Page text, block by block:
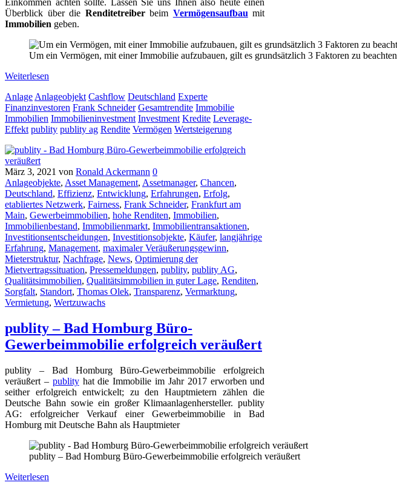
Einkommen achten sollte. Lassen Sie uns Ihnen also heute einen
Überblick über die Renditetreiberbeim Vermögensaufbau mit
Immobilien geben.
Um ein Vermögen, mit einer Immobilie aufzubauen, gilt es grundsätzlich 3 Faktoren zu beachten
Weiterlesen
Anlage Anlageobjekt Cashflow Deutschland Experte
Finanzinvestoren Frank Schneider Gesamtrendite Immobilie
Immobilien Immobilieninvestment Investment Kredite Leverage-
Effekt publity publity ag Rendite Vermögen Wertsteigerung
März 3, 2021 von Ronald Ackermann 0
Anlageobjekte, Asset Management, Assetmanager, Chancen,
Deutschland, Effizienz, Entwicklung, Erfahrungen, Erfolg,
etabliertes Netzwerk, Fairness, Frank Schneider, Frankfurt am
Main, Gewerbeimmobilien, hohe Renditen, Immobilien,
Immobilienbestand, Immobilienmarkt, Immobilientransaktionen,
Investitionsentscheidungen, Investitionsobjekte, Käufer, langjährige
Erfahrung, Management, maximaler Veräußerungsgewinn,
Mieterstruktur, Nachfrage, News, Optimierung der
Mietvertragssituation, Pressemeldungen, publity, publity AG,
Qualitätsimmobilien, Qualitätsimmobilien in guter Lage, Renditen,
Sorgfalt, Standort, Thomas Olek, Transparenz, Vermarktung,
Vermietung, Wertzuwachs
publity – Bad Homburg Büro-
Gewerbeimmobilie erfolgreich veräußert
publity – Bad Homburg Büro-Gewerbeimmobilie erfolgreich
veräußert – publityhat die Immobilie im Jahr 2017 erworben und
seither erfolgreich entwickelt; zu den Hauptmietern zählen die
Deutsche Bahn sowie ein großer Klimaanlagenhersteller. publity
AG: erfolgreicher Verkauf einer Gewerbeimmobilie in Bad
Homburg mit Deutsche Bahn als Hauptmieter
publity – Bad Homburg Büro-Gewerbeimmobilie erfolgreich veräußert
Weiterlesen